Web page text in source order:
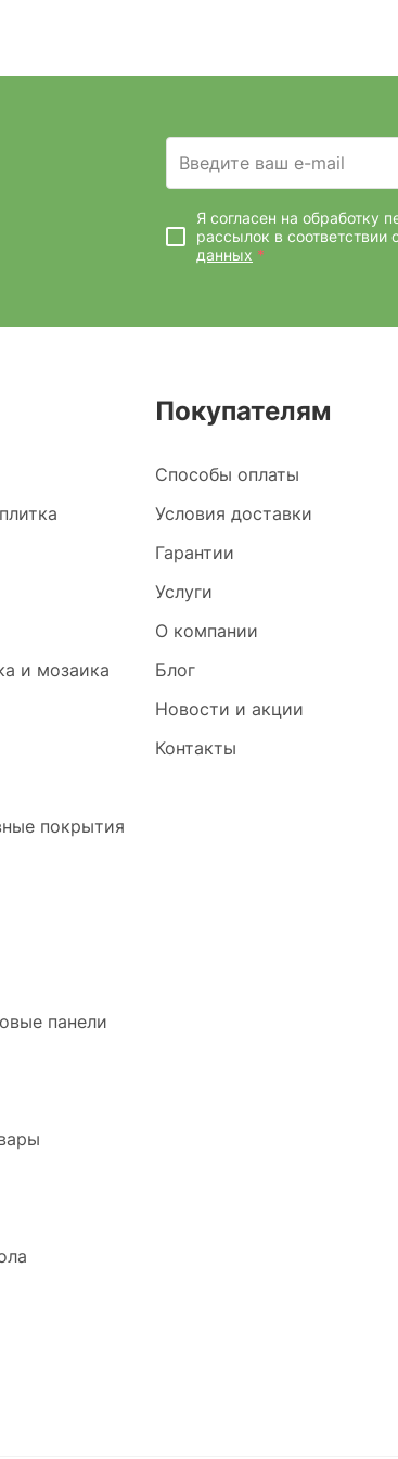
Введите ваш e-mail
Я согласен на обработку
рассылок в соответствии с
данных *
и мозаика
покрытия
панели
Покупателям
Способы оплаты
Условия доставки
Гарантии
Услуги
О компании
Блог
Новости и акции
Контакты